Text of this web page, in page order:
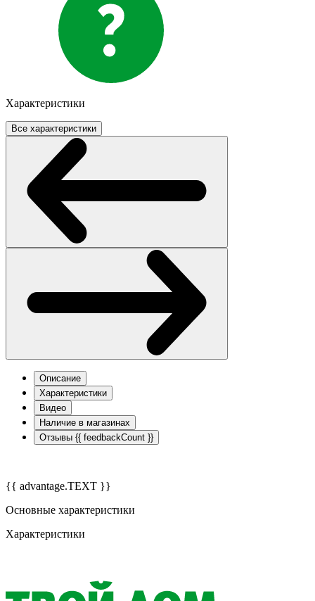
Характеристики
Все характеристики
Описание
Характеристики
Видео
Наличие в магазинах
Отзывы {{ feedbackCount }}
{{ advantage.TEXT }}
Основные характеристики
Характеристики